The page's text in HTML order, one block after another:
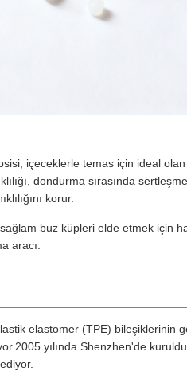
içeceklerle temas için ideal olan
dondurma sırasında
korur.
buz küpleri elde etmek için
aracı.
elastomer (TPE) bileşiklerinin
yılında Shenzhen'de